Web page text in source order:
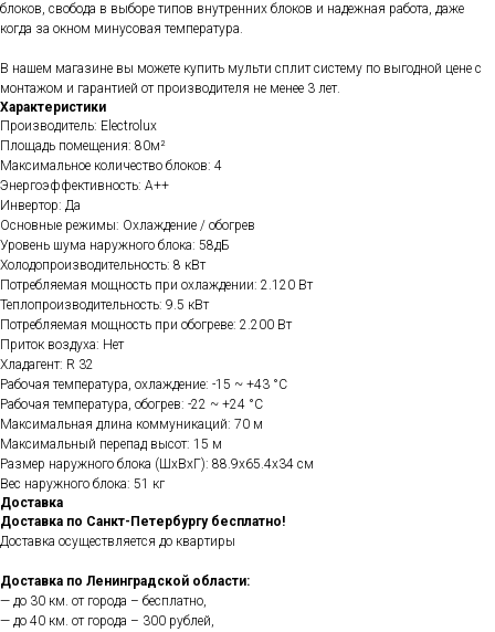
блоков, свобода в выборе типов внутренних блоков и надежная работа, даже
когда за окном минусовая температура.
В нашем магазине вы можете купить мульти сплит систему по выгодной цене с
монтажом и гарантией от производителя не менее 3 лет.
Характеристики
Производитель: Electrolux
Площадь помещения: 80м²
Максимальное количество блоков: 4
Энергоэффективность: A++
Инвертор: Да
Основные режимы: Охлаждение / обогрев
Уровень шума наружного блока: 58дБ
Холодопроизводительность: 8 кВт
Потребляемая мощность при охлаждении: 2.120 Вт
Теплопроизводительность: 9.5 кВт
Потребляемая мощность при обогреве: 2.200 Вт
Приток воздуха: Нет
Хладагент: R 32
Рабочая температура, охлаждение: -15 ~ +43 °С
Рабочая температура, обогрев: -22 ~ +24 °С
Максимальная длина коммуникаций: 70 м
Максимальный перепад высот: 15 м
Размер наружного блока (ШxВxГ): 88.9x65.4x34 см
Вес наружного блока: 51 кг
Доставка
Доставка по Санкт-Петербургу бесплатно!
Доставка осуществляется до квартиры
Доставка по Ленинградской области:
— до 30 км. от города – бесплатно,
— до 40 км. от города – 300 рублей,